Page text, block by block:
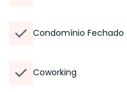
Condomínio Fechado
Coworking